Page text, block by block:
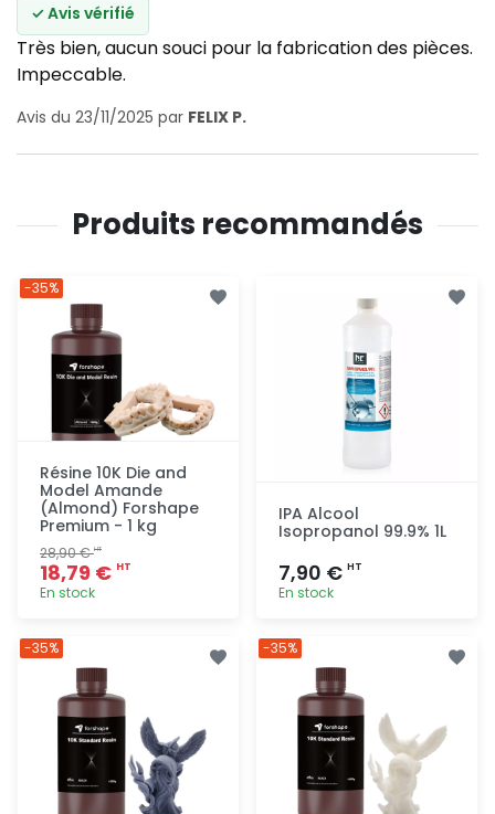
✓ Avis vérifié
Très bien, aucun souci pour la fabrication des pièces.
Impeccable.
Avis du 23/11/2025 par FELIX P.
Produits recommandés
Résine 10K Die and
Model Amande
(Almond) Forshape
Premium - 1 kg
28,90 €HT
18,79 € HT
En stock
-35%
IPA Alcool
Isopropanol 99.9% 1L
7,90 € HT
En stock
-35% -35%